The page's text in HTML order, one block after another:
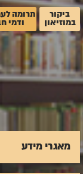
ביקור
במוזיאון
תרומה
ודמי
מאגרי מידע